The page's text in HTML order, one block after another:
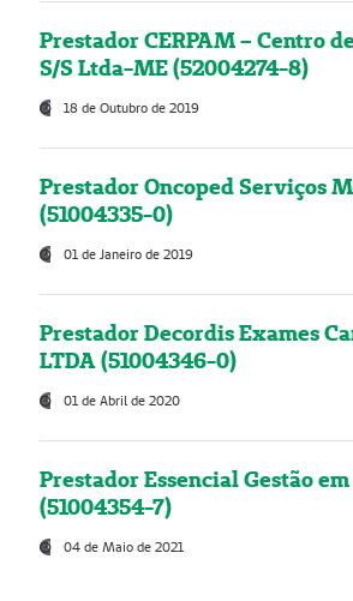
Prestador CERPAM – Centro
S/S Ltda-ME (52004274-8)
18 de Outubro de 2019
Prestador Oncoped Serviços
(51004335-0)
01 de Janeiro de 2019
Prestador Decordis Exames
LTDA (51004346-0)
01 de Abril de 2020
Prestador Essencial Gestão
(51004354-7)
04 de Maio de 2021